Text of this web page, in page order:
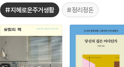
#지혜로운주거생활 #정리정돈